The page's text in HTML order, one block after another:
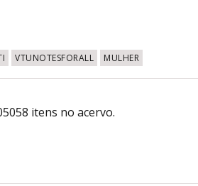
VTUNOTESFORALL MULHER
itens no acervo.